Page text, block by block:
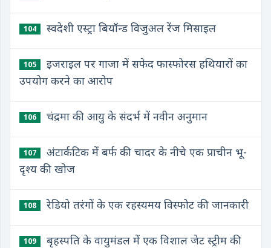
104 स्वदेशी एस्ट्रा बियॉन्ड विजुअल रेंज मिसाइल
105
इजराइल पर गाजा में सफेद फास्फोरस हथियारों का
उपयोग करने का आरोप
106 चंद्रमा की आयु के संदर्भ में नवीन अनुमान
107
अंटार्कटिक में बर्फ की चादर के नीचे एक प्राचीन भू-
दृश्य की खोज
108 रेडियो तरंगों के एक रहस्यमय विस्फोट की जानकारी
109
बृहस्पति के वायुमंडल में एक विशाल जेट स्ट्रीम की